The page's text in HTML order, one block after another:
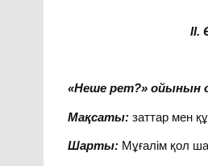
ІІ. Өткен
«Неше рет?» ойынын
Мақсаты: заттар мен
Шарты: Мұғалім қол